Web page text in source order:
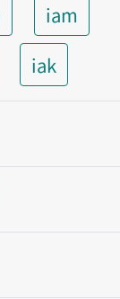
iam
iak